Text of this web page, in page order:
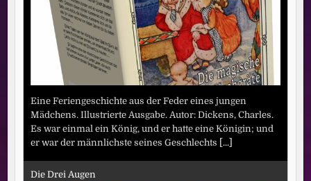
Eine Feriengeschichte aus der Feder eines jungen
Mädchens. Illustrierte Ausgabe. Autor: Dickens, Charles.
Es war einmal ein König, und er hatte eine Königin; und
er war der männlichste seines Geschlechts [...]
Die Drei Augen